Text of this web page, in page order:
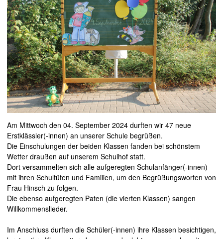
Am Mittwoch den 04. September 2024 durften wir 47 neue
Erstklässler(-innen) an unserer Schule begrüßen.
Die Einschulungen der beiden Klassen fanden bei schönstem
Wetter draußen auf unserem Schulhof statt.
Dort versammelten sich alle aufgeregten Schulanfänger(-innen)
mit ihren Schultüten und Familien, um den Begrüßungsworten von
Frau Hinsch zu folgen.
Die ebenso aufgeregten Paten (die vierten Klassen) sangen
Willkommenslieder.
Im Anschluss durften die Schüler(-innen) ihre Klassen besichtigen,